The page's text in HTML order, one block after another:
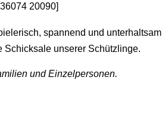
20090]
spannend und unterhaltsam
unserer Schützlinge.
und Einzelpersonen.